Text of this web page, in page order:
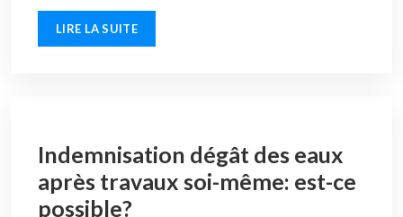
LIRE LA SUITE
Indemnisation dégât des eaux
après travaux soi-même: est-ce
possible?